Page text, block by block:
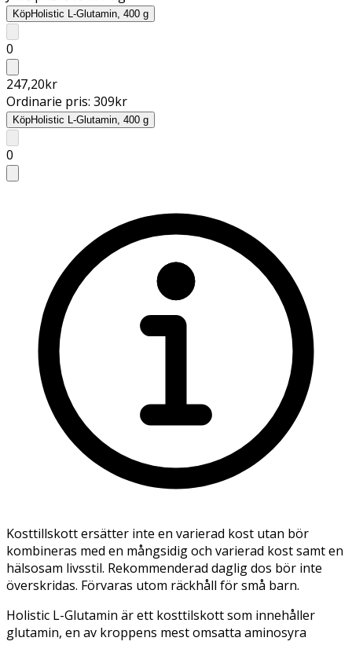
KöpHolistic L-Glutamin, 400 g
0
247,20kr
Ordinarie pris: 309kr
KöpHolistic L-Glutamin, 400 g
0
Kosttillskott ersätter inte en varierad kost utan bör
kombineras med en mångsidig och varierad kost samt en
hälsosam livsstil. Rekommenderad daglig dos bör inte
överskridas. Förvaras utom räckhåll för små barn.
Holistic L-Glutamin är ett kosttilskott som innehåller
glutamin, en av kroppens mest omsatta aminosyra